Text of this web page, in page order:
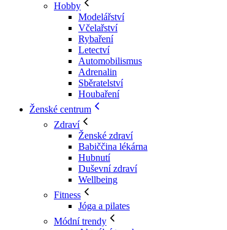
Hobby
Modelářství
Včelařství
Rybaření
Letectví
Automobilismus
Adrenalin
Sběratelství
Houbaření
Ženské centrum
Zdraví
Ženské zdraví
Babiččina lékárna
Hubnutí
Duševní zdraví
Wellbeing
Fitness
Jóga a pilates
Módní trendy